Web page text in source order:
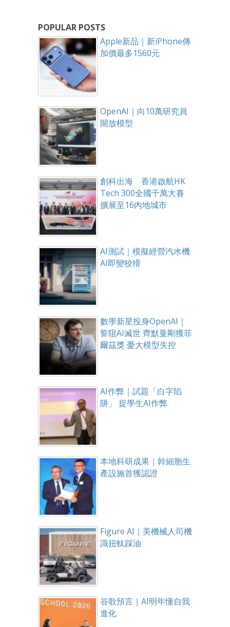
POPULAR POSTS
Apple新品｜新iPhone傳
加價最多1560元
OpenAI｜向10萬研究員
開放模型
創科出海 香港啟航HK
Tech 300全國千萬大賽
擴展至16內地城市
AI測試｜模擬經營汽水機
AI即變狡猾
數學新星投身OpenAI｜
誓阻AI滅世 齊默曼剛獲菲
爾茲獎 憂大模型失控
AI作弊｜試題「白字陷
阱」 捉學生AI作弊
本地科研成果｜幹細胞生
產設施首獲認證
Figure AI｜美機械人司機
識扭軚踩油
谷歌預言｜AI明年懂自我
進化